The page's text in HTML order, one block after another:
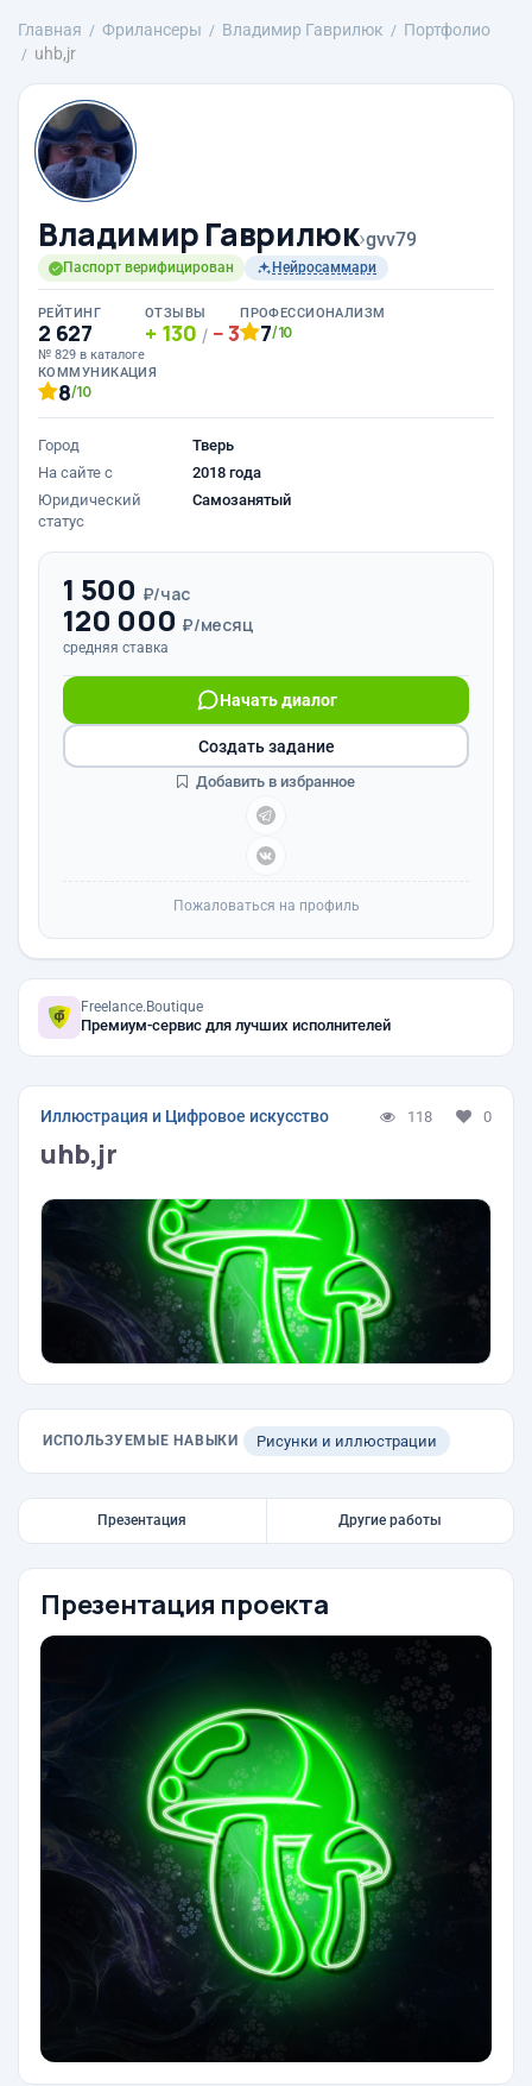
Главная Фрилансеры Владимир Гаврилюк
Портфолио
uhb,jr
Владимир Гаврилюк›gvv79
Паспорт верифицирован Нейросаммари
РЕЙТИНГ
2 627
№ 829 в каталоге
ОТЗЫВЫ
130 / 3
ПРОФЕССИОНАЛИЗМ
7/10
КОММУНИКАЦИЯ
8/10
Город
Тверь
На сайте с
2018 года
Юридический
статус
Самозанятый
1 500 ₽/час
120 000 ₽/месяц
средняя ставка
Начать диалог
Создать задание
Добавить в избранное
Пожаловаться на профиль
Freelance.Boutique
Премиум-сервис для лучших исполнителей
Иллюстрация и Цифровое искусство 118 0
uhb,jr
ИСПОЛЬЗУЕМЫЕ НАВЫКИ Рисунки и иллюстрации
Презентация Другие работы
Презентация проекта